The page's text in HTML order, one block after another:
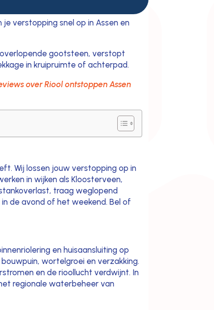
verstopping snel op in Assen en
overlopende gootsteen, verstopt
in kruipruimte of achterpad.
over Riool ontstoppen Assen
Wij lossen jouw verstopping op in
in wijken als Kloosterveen,
traag weglopend
de avond of het weekend. Bel of
en huisaansluiting op
wortelgroei en verzakking.
en de rioollucht verdwijnt. In
regionale waterbeheer van